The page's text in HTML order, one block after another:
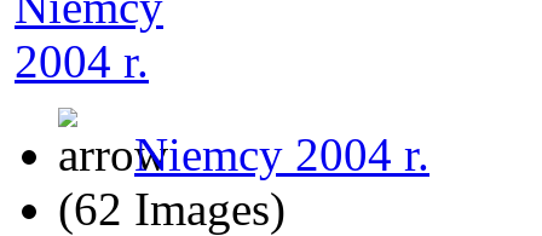
Niemcy 2004 r.
(62 Images)